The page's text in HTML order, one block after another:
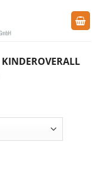
KINDEROVERALL